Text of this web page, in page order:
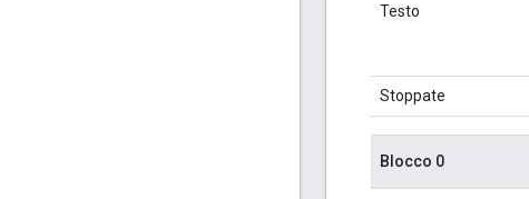
Testo
Stoppate
Blocco 0